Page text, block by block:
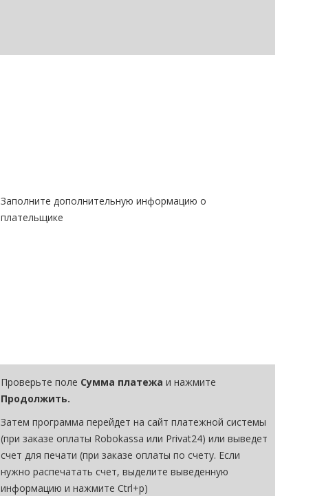
Заполните дополнительную информацию о
плательщике
Проверьте поле Сумма платежа и нажмите
Продолжить.
Затем программа перейдет на сайт платежной системы
(при заказе оплаты Robokassa или Privat24) или выведет
счет для печати (при заказе оплаты по счету. Если
нужно распечатать счет, выделите выведенную
информацию и нажмите Ctrl+p)